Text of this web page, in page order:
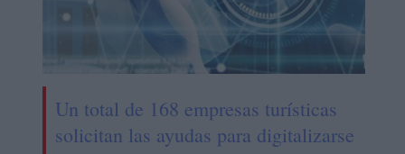
Un total de 168 empresas turísticas
solicitan las ayudas para digitalizarse